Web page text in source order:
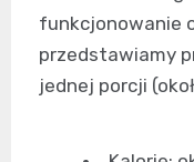
funkcjonowanie
przedstawiamy
jednej porcji